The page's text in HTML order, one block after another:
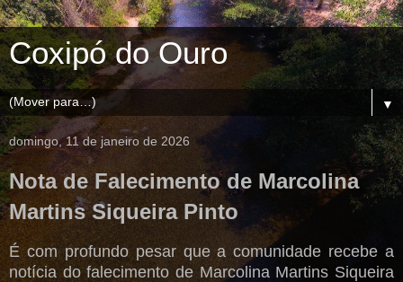
Coxipó do Ouro
▼
domingo, 11 de janeiro de 2026
Nota de Falecimento de Marcolina
Martins Siqueira Pinto
É com profundo pesar que a comunidade recebe a
notícia do falecimento de Marcolina Martins Siqueira